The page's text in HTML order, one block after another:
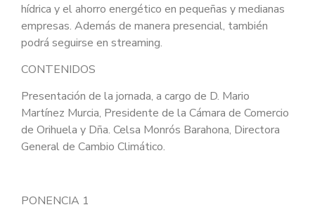
hídrica y el ahorro energético en pequeñas y medianas
empresas. Además de manera presencial, también
podrá seguirse en streaming.
CONTENIDOS
Presentación de la jornada, a cargo de D. Mario
Martínez Murcia, Presidente de la Cámara de Comercio
de Orihuela y Dña. Celsa Monrós Barahona, Directora
General de Cambio Climático.
PONENCIA 1